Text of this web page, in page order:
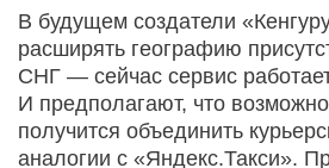
В будущем создатели
расширять географию
СНГ — сейчас сервис
И предполагают, что возможно
получится объединить
аналогии с «Яндекс.Такси».